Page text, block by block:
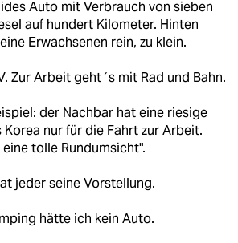
Auto mit Verbrauch von sieben
auf hundert Kilometer. Hinten
Erwachsenen rein, zu klein.
Zur Arbeit geht´s mit Rad und Bahn.
der Nachbar hat eine riesige
Korea nur für die Fahrt zur Arbeit.
tolle Rundumsicht".
jeder seine Vorstellung.
hätte ich kein Auto.